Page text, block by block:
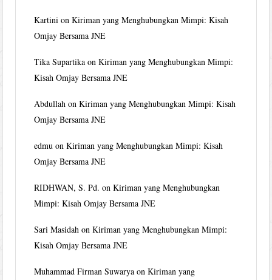
Kartini onKiriman yang Menghubungkan Mimpi: Kisah
Omjay Bersama JNE
Tika Supartika onKiriman yang Menghubungkan Mimpi:
Kisah Omjay Bersama JNE
Abdullah onKiriman yang Menghubungkan Mimpi: Kisah
Omjay Bersama JNE
edmu onKiriman yang Menghubungkan Mimpi: Kisah
Omjay Bersama JNE
RIDHWAN, S. Pd. onKiriman yang Menghubungkan
Mimpi: Kisah Omjay Bersama JNE
Sari Masidah onKiriman yang Menghubungkan Mimpi:
Kisah Omjay Bersama JNE
Muhammad Firman Suwarya onKiriman yang